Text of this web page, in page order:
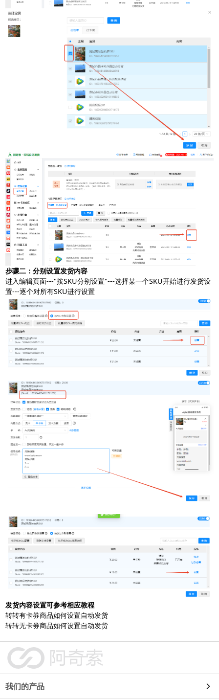
软件使用咨询
扫描二维码或查看聊天示例
扫码或长按保存图片
点击查看大图
步骤二：分别设置发货内容
进入编辑页面---"按SKU分别设置"---选择某一个SKU开始进行发货设
置---逐个对所有SKU进行设置
发货内容设置可参考相应教程
转转有卡券商品如何设置自动发货
转转无卡券商品如何设置自动发货
我们的产品